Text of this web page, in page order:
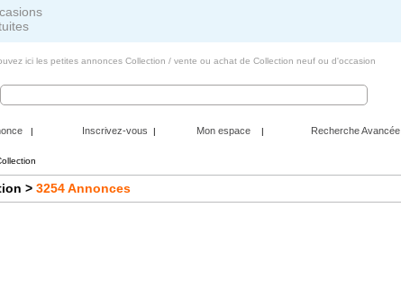
ici les petites annonces Collection / vente ou achat de Collection neuf ou d'occasion
| Inscrivez-vous | Mon espace | Recherche Avancée
> 3254Annonces